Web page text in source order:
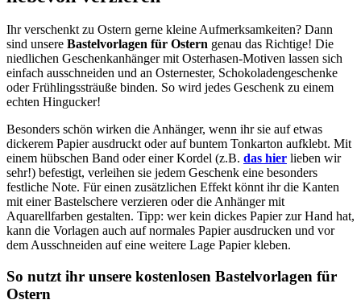
Ihr verschenkt zu Ostern gerne kleine Aufmerksamkeiten? Dann
sind unsere Bastelvorlagen für Ostern genau das Richtige! Die
niedlichen Geschenkanhänger mit Osterhasen-Motiven lassen sich
einfach ausschneiden und an Osternester, Schokoladengeschenke
oder Frühlingssträuße binden. So wird jedes Geschenk zu einem
echten Hingucker!
Besonders schön wirken die Anhänger, wenn ihr sie auf etwas
dickerem Papier ausdruckt oder auf buntem Tonkarton aufklebt. Mit
einem hübschen Band oder einer Kordel (z.B. das hier lieben wir
sehr!) befestigt, verleihen sie jedem Geschenk eine besonders
festliche Note. Für einen zusätzlichen Effekt könnt ihr die Kanten
mit einer Bastelschere verzieren oder die Anhänger mit
Aquarellfarben gestalten. Tipp: wer kein dickes Papier zur Hand hat,
kann die Vorlagen auch auf normales Papier ausdrucken und vor
dem Ausschneiden auf eine weitere Lage Papier kleben.
So nutzt ihr unsere kostenlosen Bastelvorlagen für
Ostern